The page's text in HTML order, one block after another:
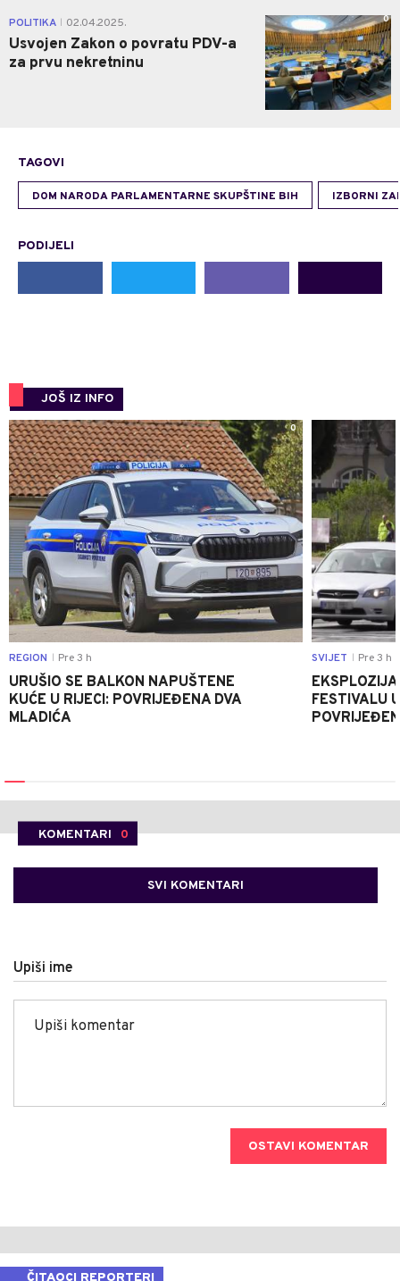
POLITIKA 02.04.2025.
Usvojen Zakon o povratu PDV-a
za prvu nekretninu
0
TAGOVI
DOM NARODA PARLAMENTARNE SKUPŠTINE BIH IZBORNI
PODIJELI
JOŠ IZ INFO
0
REGION Pre 3 h
URUŠIO SE BALKON NAPUŠTENE
KUĆE U RIJECI: POVRIJEĐENA DVA
MLADIĆA
SVIJET Pre 3 h
FESTIVALU
KOMENTARI 0
SVI KOMENTARI
Upiši ime
OSTAVI KOMENTAR